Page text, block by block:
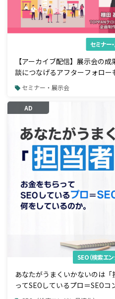
セミナー
【アーカイブ配信】展示会の
談につなげるアフターフォロー
セミナー・展示会
AD
SEO（検索エ
あなたがうまくいかないのは
ってSEOしているプロ＝SEOコ